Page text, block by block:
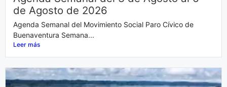
de Agosto de 2026
Agenda Semanal del Movimiento Social Paro Cívico de
Buenaventura Semana...
Leer más